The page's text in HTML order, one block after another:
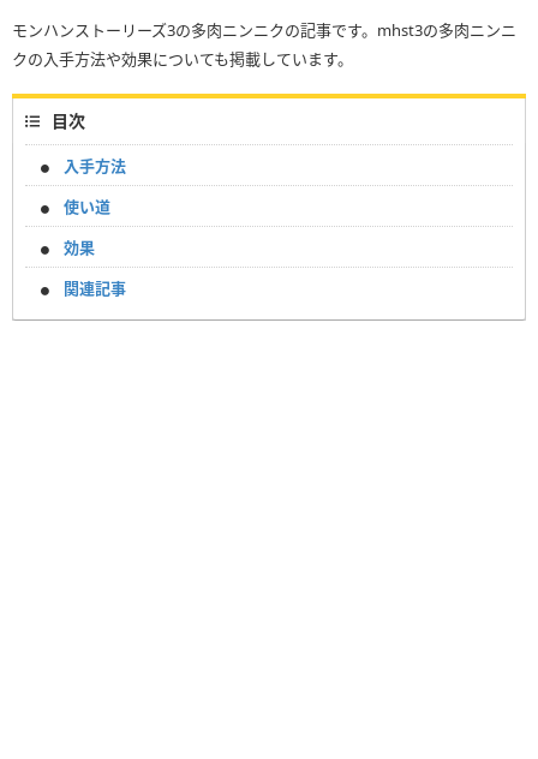
モンハンストーリーズ3の多肉ニンニクの記事です。mhst3の多肉ニンニ
クの入手方法や効果についても掲載しています。
目次
入手方法
使い道
効果
関連記事